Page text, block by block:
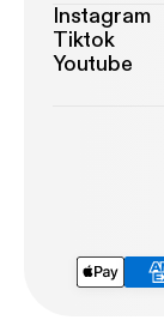
Instagram
Tiktok
Youtube